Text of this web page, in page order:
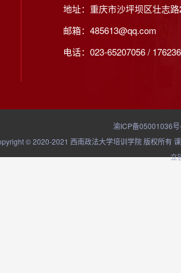
地址：重庆市沙坪坝区壮志
邮箱：485613@qq.com
电话：023-65207056 /
渝ICP备05001036
© 2020-2021 西南政法大学培训学院 版权所有
立